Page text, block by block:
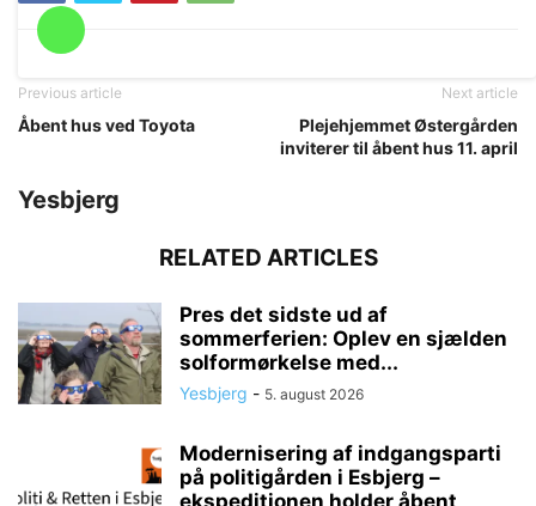
Previous article
Åbent hus ved Toyota
Next article
Plejehjemmet Østergården
inviterer til åbent hus 11. april
Yesbjerg
RELATED ARTICLES
Pres det sidste ud af
sommerferien: Oplev en sjælden
solformørkelse med...
Yesbjerg - 5. august 2026
Modernisering af indgangsparti
på politigården i Esbjerg –
ekspeditionen holder åbent